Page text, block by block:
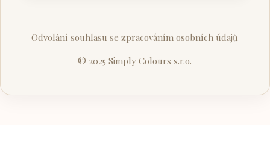
Odvolání souhlasu se zpracováním osobních údajů
© 2025 Simply Colours s.r.o.